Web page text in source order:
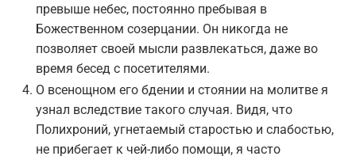
превыше небес, постоянно пребывая в
Божественном созерцании. Он никогда не
позволяет своей мысли развлекаться, даже во
время бесед с посетителями.
О всенощном его бдении и стоянии на молитве я
узнал вследствие такого случая. Видя, что
Полихроний, угнетаемый старостью и слабостью,
не прибегает к чей-либо помощи, я часто